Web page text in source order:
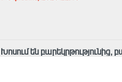
Խոսում են բարեկրթությունից,